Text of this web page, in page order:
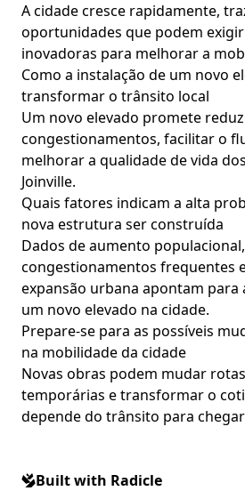
A cidade cresce rapidamente,
oportunidades que podem
inovadoras para melhorar a
Como a instalação de um novo
transformar o trânsito local
Um novo elevado promete
congestionamentos, facilitar o
melhorar a qualidade de vida
Joinville.
Quais fatores indicam a alta
nova estrutura ser construída
Dados de aumento populacional,
congestionamentos frequentes
expansão urbana apontam para
um novo elevado na cidade.
Prepare-se para as possíveis
na mobilidade da cidade
Novas obras podem mudar
temporárias e transformar o
depende do trânsito para
Built with Radicle